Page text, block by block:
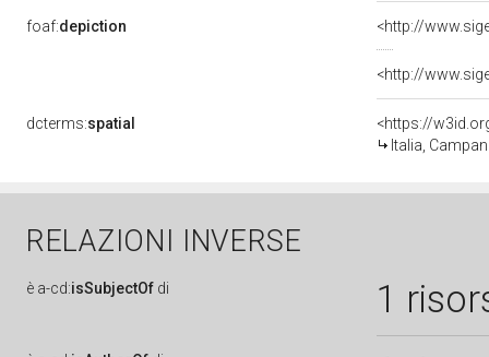
foaf:depiction
dcterms:spatial
<https://
Italia,
RELAZIONI INVERSE
è a-cd:isSubjectOf di 1